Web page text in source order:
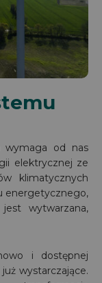
wymaga od nas
elektrycznej ze
klimatycznych
energetycznego,
wytwarzana,
i dostępnej
wystarczające.